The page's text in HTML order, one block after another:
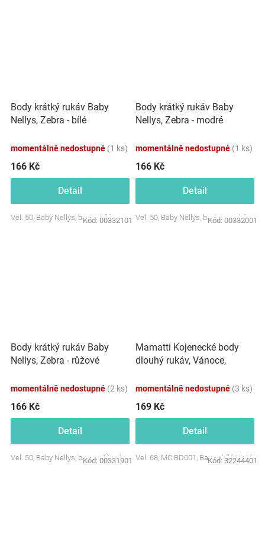
Body krátký rukáv Baby
Nellys, Zebra - bílé
momentálně nedostupné (1 ks)
166 Kč
Detail
Vel. 50, Baby Nellys, barva: bílá
Kód: 00332101
Body krátký rukáv Baby
Nellys, Zebra - modré
momentálně nedostupné (1 ks)
166 Kč
Detail
Vel. 50, Baby Nellys, barva: modrá
Kód: 00332001
Body krátký rukáv Baby
Nellys, Zebra - růžové
momentálně nedostupné (2 ks)
166 Kč
Detail
Vel. 50, Baby Nellys, barva: růžová
Kód: 00331901
Mamatti Kojenecké body
dlouhý rukáv, Vánoce,
momentálně nedostupné (3 ks)
169 Kč
Detail
Vel. 68, MC BD001, Barva: bílá/zlatá
Kód: 32244401